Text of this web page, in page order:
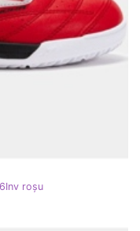
roşu